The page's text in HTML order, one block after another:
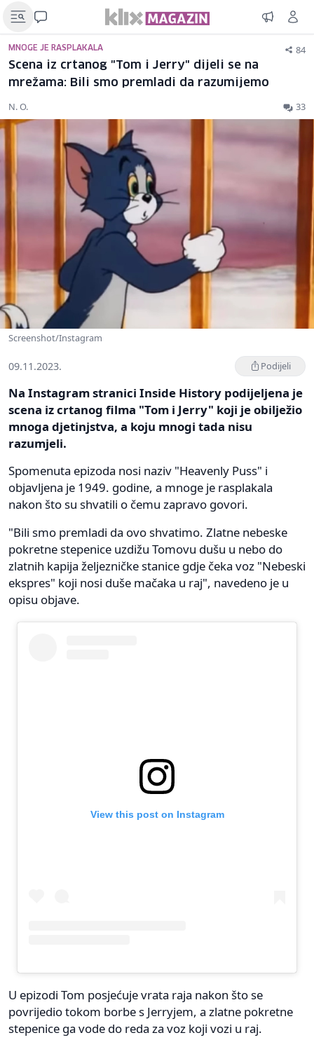
MNOGE JE RASPLAKALA 84
Scena iz crtanog "Tom i Jerry" dijeli se na
mrežama: Bili smo premladi da razumijemo
N. O. 33
Screenshot/Instagram
09.11.2023. Podijeli
Na Instagram stranici Inside History podijeljena je
scena iz crtanog filma "Tom i Jerry" koji je obilježio
mnoga djetinjstva, a koju mnogi tada nisu
razumjeli.
Spomenuta epizoda nosi naziv "Heavenly Puss" i
objavljena je 1949. godine, a mnoge je rasplakala
nakon što su shvatili o čemu zapravo govori.
"Bili smo premladi da ovo shvatimo. Zlatne nebeske
pokretne stepenice uzdižu Tomovu dušu u nebo do
zlatnih kapija željezničke stanice gdje čeka voz "Nebeski
ekspres" koji nosi duše mačaka u raj", navedeno je u
opisu objave.
View this post on Instagram
U epizodi Tom posjećuje vrata raja nakon što se
povrijedio tokom borbe s Jerryjem, a zlatne pokretne
stepenice ga vode do reda za voz koji vozi u raj.